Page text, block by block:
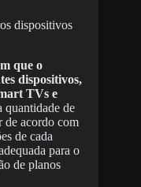
dispositivos
que o
dispositivos,
TVs e
quantidade de
de acordo com
de cada
para o
de planos